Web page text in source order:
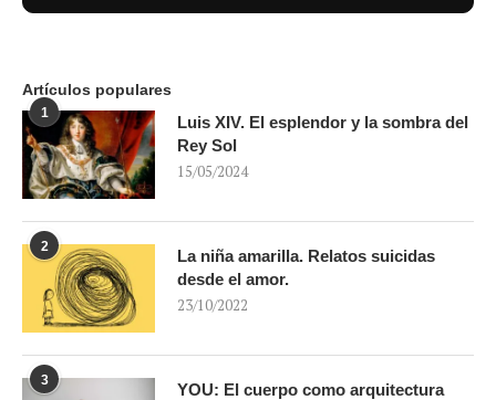
Artículos populares
1
Luis XIV. El esplendor y la sombra del
Rey Sol
15/05/2024
2
La niña amarilla. Relatos suicidas
desde el amor.
23/10/2022
3
YOU: El cuerpo como arquitectura